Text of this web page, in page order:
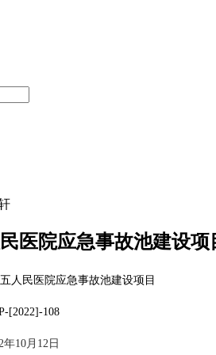
医院应急事故池建设项
人民医院应急事故池建设项目
[2022]-108
年10月12日